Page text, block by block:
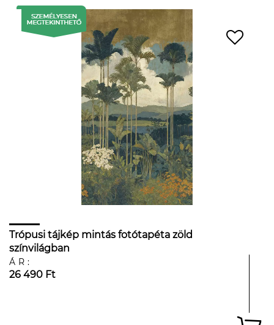
Trópusi tájkép mintás fotótapéta zöld
színvilágban
ÁR:
26 490 Ft